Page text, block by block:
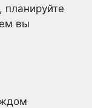
планируйте
вы